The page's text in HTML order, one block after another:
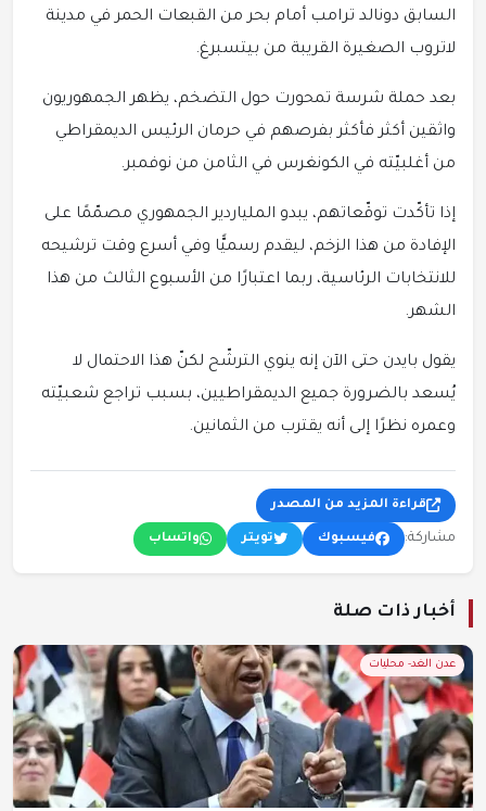
السابق دونالد ترامب أمام بحر من القبعات الحمر في مدينة
لاتروب الصغيرة القريبة من بيتسبرغ.
بعد حملة شرسة تمحورت حول التضخم، يظهر الجمهوريون
واثقين أكثر فأكثر بفرصهم في حرمان الرئيس الديمقراطي
من أغلبيّته في الكونغرس في الثامن من نوفمبر.
إذا تأكّدت توقّعاتهم، يبدو الملياردير الجمهوري مصمّمًا على
الإفادة من هذا الزخم، ليقدم رسميًّا وفي أسرع وقت ترشيحه
للانتخابات الرئاسية، ربما اعتبارًا من الأسبوع الثالث من هذا
الشهر.
يقول بايدن حتى الآن إنه ينوي الترشّح لكنّ هذا الاحتمال لا
يُسعد بالضرورة جميع الديمقراطيين، بسبب تراجع شعبيّته
وعمره نظرًا إلى أنه يقترب من الثمانين.
قراءة المزيد من المصدر
مشاركة: فيسبوك تويتر واتساب
أخبار ذات صلة
عدن الغد- محليات